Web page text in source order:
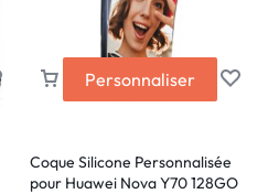
Personnaliser
Coque Silicone Personnalisée
pour Huawei Nova Y70 128GO